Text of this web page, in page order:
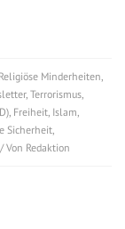
Religiöse Minderheiten
, Terrorismus
Freiheit Islam
Sicherheit
/ Von Redaktion